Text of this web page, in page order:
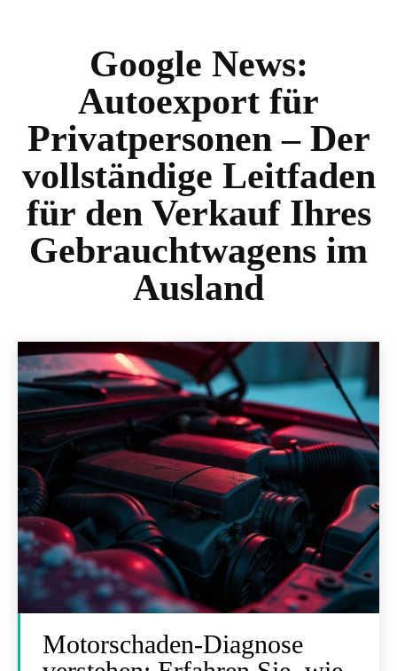
Google News:
Autoexport für
Privatpersonen – Der
vollständige Leitfaden
für den Verkauf Ihres
Gebrauchtwagens im
Ausland
Motorschaden-Diagnose